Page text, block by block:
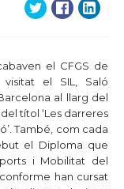
el CFGS de
el SIL, Saló
al llarg del
títol ‘Les darreres
També, com cada
el Diploma que
i Mobilitat del
han cursat